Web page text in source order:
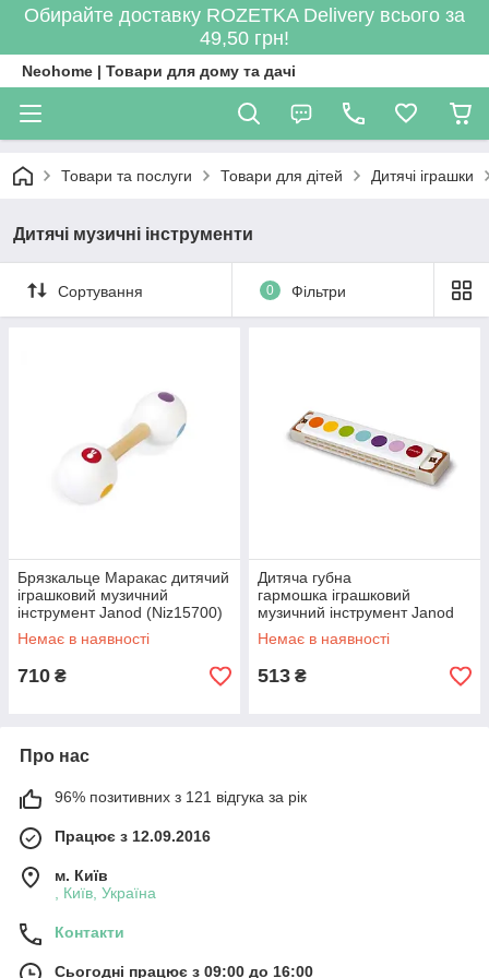
Обирайте доставку ROZETKA Delivery всього за
49,50 грн!
Neohome | Товари для дому та дачі
Товари та послуги Товари для дітей Дитячі іграшки
Дитячі музичні інструменти
Сортування 0 Фільтри
Брязкальце Маракас дитячий
іграшковий музичний
інструмент Janod (Niz15700)
Немає в наявності
710 ₴
Дитяча губна
гармошка іграшковий
музичний інструмент Janod
(Niz15699)
Немає в наявності
513 ₴
Про нас
96% позитивних з 121 відгука за рік
Працює з 12.09.2016
м. Київ
, Київ, Україна
Контакти
Сьогодні працює з 09:00 до 16:00